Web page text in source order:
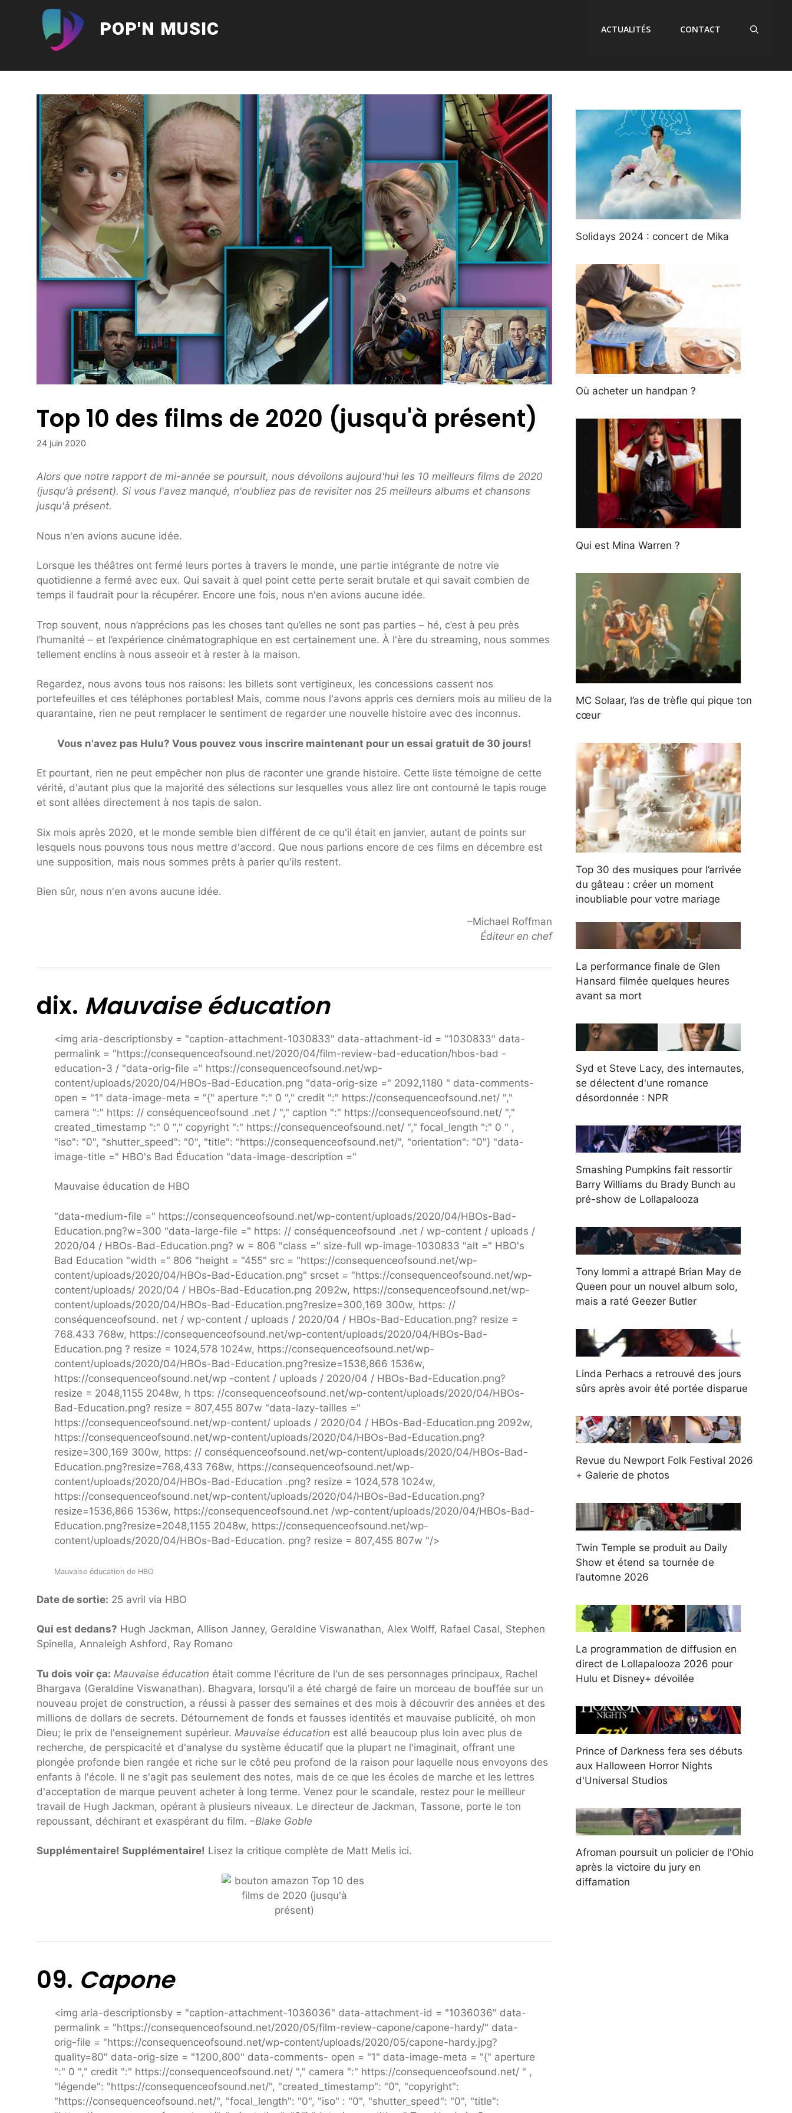
POP'N MUSIC ACTUALITÉS CONTACT
Top 10 des films de 2020 (jusqu'à présent)
24 juin 2020
Alors que notre rapport de mi-année se poursuit, nous dévoilons aujourd'hui les 10 meilleurs films de 2020
(jusqu'à présent). Si vous l'avez manqué, n'oubliez pas de revisiter nos 25 meilleurs albums et chansons
jusqu'à présent.
Nous n'en avions aucune idée.
Lorsque les théâtres ont fermé leurs portes à travers le monde, une partie intégrante de notre vie
quotidienne a fermé avec eux. Qui savait à quel point cette perte serait brutale et qui savait combien de
temps il faudrait pour la récupérer. Encore une fois, nous n'en avions aucune idée.
Trop souvent, nous n’apprécions pas les choses tant qu’elles ne sont pas parties – hé, c’est à peu près
l’humanité – et l’expérience cinématographique en est certainement une. À l'ère du streaming, nous sommes
tellement enclins à nous asseoir et à rester à la maison.
Regardez, nous avons tous nos raisons: les billets sont vertigineux, les concessions cassent nos
portefeuilles et ces téléphones portables! Mais, comme nous l'avons appris ces derniers mois au milieu de la
quarantaine, rien ne peut remplacer le sentiment de regarder une nouvelle histoire avec des inconnus.
Vous n'avez pas Hulu? Vous pouvez vous inscrire maintenant pour un essai gratuit de 30 jours!
Et pourtant, rien ne peut empêcher non plus de raconter une grande histoire. Cette liste témoigne de cette
vérité, d'autant plus que la majorité des sélections sur lesquelles vous allez lire ont contourné le tapis rouge
et sont allées directement à nos tapis de salon.
Six mois après 2020, et le monde semble bien différent de ce qu'il était en janvier, autant de points sur
lesquels nous pouvons tous nous mettre d'accord. Que nous parlions encore de ces films en décembre est
une supposition, mais nous sommes prêts à parier qu'ils restent.
Bien sûr, nous n'en avons aucune idée.
–Michael Roffman
Éditeur en chef
dix. Mauvaise éducation
<img aria-descriptionsby = "caption-attachment-1030833" data-attachment-id = "1030833" data-
permalink = "https://consequenceofsound.net/2020/04/film-review-bad-education/hbos-bad -
education-3 / "data-orig-file =" https://consequenceofsound.net/wp-
content/uploads/2020/04/HBOs-Bad-Education.png "data-orig-size =" 2092,1180 " data-comments-
open = "1" data-image-meta = "{" aperture ":" 0 "," credit ":" https://consequenceofsound.net/ ","
camera ":" https: // conséquenceofsound .net / "," caption ":" https://consequenceofsound.net/ ","
created_timestamp ":" 0 "," copyright ":" https://consequenceofsound.net/ "," focal_length ":" 0 " ,
"iso": "0", "shutter_speed": "0", "title": "https://consequenceofsound.net/", "orientation": "0"} "data-
image-title =" HBO's Bad Éducation "data-image-description ="
Mauvaise éducation de HBO
"data-medium-file =" https://consequenceofsound.net/wp-content/uploads/2020/04/HBOs-Bad-
Education.png?w=300 "data-large-file =" https: // conséquenceofsound .net / wp-content / uploads /
2020/04 / HBOs-Bad-Education.png? w = 806 "class =" size-full wp-image-1030833 "alt =" HBO's
Bad Education "width =" 806 "height = "455" src = "https://consequenceofsound.net/wp-
content/uploads/2020/04/HBOs-Bad-Education.png" srcset = "https://consequenceofsound.net/wp-
content/uploads/ 2020/04 / HBOs-Bad-Education.png 2092w, https://consequenceofsound.net/wp-
content/uploads/2020/04/HBOs-Bad-Education.png?resize=300,169 300w, https: //
conséquenceofsound. net / wp-content / uploads / 2020/04 / HBOs-Bad-Education.png? resize =
768.433 768w, https://consequenceofsound.net/wp-content/uploads/2020/04/HBOs-Bad-
Education.png ? resize = 1024,578 1024w, https://consequenceofsound.net/wp-
content/uploads/2020/04/HBOs-Bad-Education.png?resize=1536,866 1536w,
https://consequenceofsound.net/wp -content / uploads / 2020/04 / HBOs-Bad-Education.png?
resize = 2048,1155 2048w, h ttps: //consequenceofsound.net/wp-content/uploads/2020/04/HBOs-
Bad-Education.png? resize = 807,455 807w "data-lazy-tailles ="
https://consequenceofsound.net/wp-content/ uploads / 2020/04 / HBOs-Bad-Education.png 2092w,
https://consequenceofsound.net/wp-content/uploads/2020/04/HBOs-Bad-Education.png?
resize=300,169 300w, https: // conséquenceofsound.net/wp-content/uploads/2020/04/HBOs-Bad-
Education.png?resize=768,433 768w, https://consequenceofsound.net/wp-
content/uploads/2020/04/HBOs-Bad-Education .png? resize = 1024,578 1024w,
https://consequenceofsound.net/wp-content/uploads/2020/04/HBOs-Bad-Education.png?
resize=1536,866 1536w, https://consequenceofsound.net /wp-content/uploads/2020/04/HBOs-Bad-
Education.png?resize=2048,1155 2048w, https://consequenceofsound.net/wp-
content/uploads/2020/04/HBOs-Bad-Education. png? resize = 807,455 807w "/>
Mauvaise éducation de HBO
Date de sortie: 25 avril via HBO
Qui est dedans? Hugh Jackman, Allison Janney, Geraldine Viswanathan, Alex Wolff, Rafael Casal, Stephen
Spinella, Annaleigh Ashford, Ray Romano
Tu dois voir ça: Mauvaise éducation était comme l'écriture de l'un de ses personnages principaux, Rachel
Bhargava (Geraldine Viswanathan). Bhagvara, lorsqu'il a été chargé de faire un morceau de bouffée sur un
nouveau projet de construction, a réussi à passer des semaines et des mois à découvrir des années et des
millions de dollars de secrets. Détournement de fonds et fausses identités et mauvaise publicité, oh mon
Dieu; le prix de l'enseignement supérieur. Mauvaise éducation est allé beaucoup plus loin avec plus de
recherche, de perspicacité et d'analyse du système éducatif que la plupart ne l'imaginait, offrant une
plongée profonde bien rangée et riche sur le côté peu profond de la raison pour laquelle nous envoyons des
enfants à l'école. Il ne s'agit pas seulement des notes, mais de ce que les écoles de marche et les lettres
d'acceptation de marque peuvent acheter à long terme. Venez pour le scandale, restez pour le meilleur
travail de Hugh Jackman, opérant à plusieurs niveaux. Le directeur de Jackman, Tassone, porte le ton
repoussant, déchirant et exaspérant du film. –Blake Goble
Supplémentaire! Supplémentaire! Lisez la critique complète de Matt Melis ici.
09. Capone
<img aria-descriptionsby = "caption-attachment-1036036" data-attachment-id = "1036036" data-
permalink = "https://consequenceofsound.net/2020/05/film-review-capone/capone-hardy/" data-
orig-file = "https://consequenceofsound.net/wp-content/uploads/2020/05/capone-hardy.jpg?
quality=80" data-orig-size = "1200,800" data-comments- open = "1" data-image-meta = "{" aperture
":" 0 "," credit ":" https://consequenceofsound.net/ "," camera ":" https://consequenceofsound.net/ " ,
"légende": "https://consequenceofsound.net/", "created_timestamp": "0", "copyright":
"https://consequenceofsound.net/", "focal_length": "0", "iso" : "0", "shutter_speed": "0", "title":
Solidays 2024 : concert de Mika
Où acheter un handpan ?
Qui est Mina Warren ?
MC Solaar, l’as de trèfle qui pique ton
cœur
Top 30 des musiques pour l’arrivée
du gâteau : créer un moment
inoubliable pour votre mariage
La performance finale de Glen
Hansard filmée quelques heures
avant sa mort
Syd et Steve Lacy, des internautes,
se délectent d'une romance
désordonnée : NPR
Smashing Pumpkins fait ressortir
Barry Williams du Brady Bunch au
pré-show de Lollapalooza
Tony Iommi a attrapé Brian May de
Queen pour un nouvel album solo,
mais a raté Geezer Butler
Linda Perhacs a retrouvé des jours
sûrs après avoir été portée disparue
Revue du Newport Folk Festival 2026
+ Galerie de photos
Twin Temple se produit au Daily
Show et étend sa tournée de
l’automne 2026
La programmation de diffusion en
direct de Lollapalooza 2026 pour
Hulu et Disney+ dévoilée
Prince of Darkness fera ses débuts
aux Halloween Horror Nights
d'Universal Studios
Afroman poursuit un policier de l'Ohio
après la victoire du jury en
diffamation